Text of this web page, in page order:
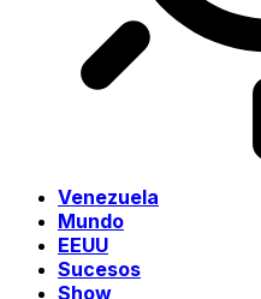
Venezuela
Mundo
EEUU
Sucesos
Show